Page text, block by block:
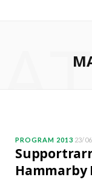
PROGRAM 2013 23/
Hammarby